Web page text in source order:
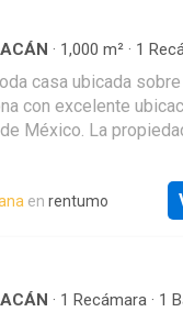
· 1,000 m² · 1
casa ubicada
con excelente
México. La
con acceso a
3 recámaras bien
cerca de
principales, lo que
en rentumo
· 1 Recámara · 1